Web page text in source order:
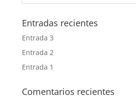
Entradas recientes
Entrada 3
Entrada 2
Entrada 1
Comentarios recientes